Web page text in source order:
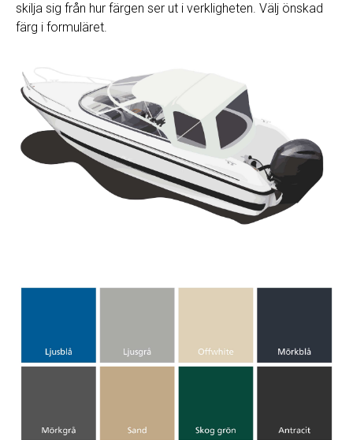
skilja sig från hur färgen ser ut i verkligheten. Välj önskad
färg i formuläret.